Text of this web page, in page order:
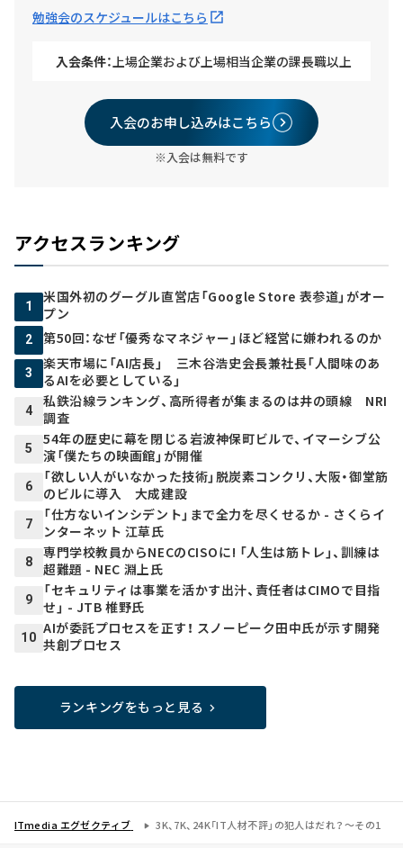
勉強会のスケジュールはこちら
入会条件： 上場企業および上場相当企業の課長職以上
入会のお申し込みはこちら
※入会は無料です
アクセスランキング
1
米国外初のグーグル直営店「Google Store 表参道」がオー
プン
2 第50回：なぜ「優秀なマネジャー」ほど経営に嫌われるのか
3
楽天市場に「AI店長」 三木谷浩史会長兼社長「人間味のあ
るAIを必要としている」
4
私鉄沿線ランキング、高所得者が集まるのは井の頭線 NRI
調査
5
54年の歴史に幕を閉じる岩波神保町ビルで、イマーシブ公
演「僕たちの映画館」が開催
6
「欲しい人がいなかった技術」脱炭素コンクリ、大阪・御堂筋
のビルに導入 大成建設
7
「仕方ないインシデント」まで全力を尽くせるか - さくらイ
ンターネット 江草氏
8
専門学校教員からNECのCISOに! 「人生は筋トレ」、訓練は
超難題 - NEC 淵上氏
9
「セキュリティは事業を活かす出汁、責任者はCIMOで目指
せ」 - JTB 椎野氏
10
AIが委託プロセスを正す！ スノーピーク田中氏が示す開発
共創プロセス
ランキングをもっと見る
ITmedia エグゼクティブ 3K、7K、24K「IT人材不評」の犯人はだれ？～その1